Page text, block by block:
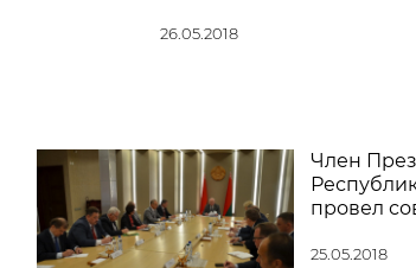
26.05.2018
Член
провел
25.05.2018